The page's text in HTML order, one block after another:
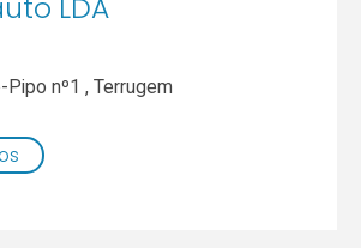
LDA
nº1 , Terrugem